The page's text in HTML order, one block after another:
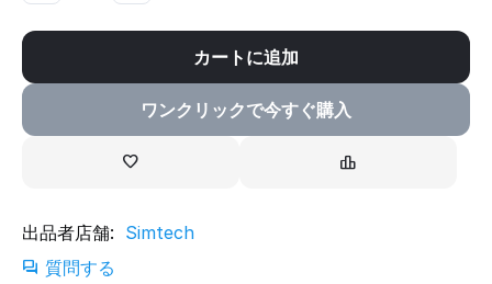
カートに追加
ワンクリックで今すぐ購入
出品者店舗: Simtech
質問する